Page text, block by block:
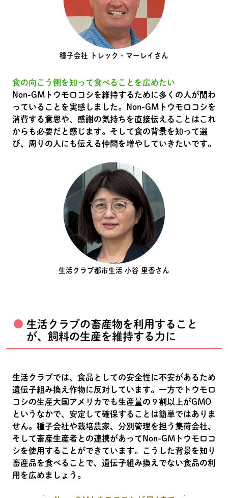
種子会社 トレック・マーレイさん
食の向こう側を知って食べることを広めたい
Non-GMトウモロコシを維持するために多くの人が関わ
っていることを実感しました。Non-GMトウモロコシを
消費する意思や、感謝の気持ちを直接伝えることはこれ
からも必要だと感じます。そして食の背景を知って選
び、周りの人にも伝える仲間を増やしていきたいです。
生活クラブ都市生活 小谷 里香さん
生活クラブの畜産物を利用すること
が、飼料の生産を維持する力に
生活クラブでは、食品としての安全性に不安があるため
遺伝子組み換え作物に反対しています。一方でトウモロ
コシの生産大国アメリカでも生産量の９割以上がGMO
というなかで、安定して確保することは簡単ではありま
せん。種子会社や栽培農家、分別管理を担う集荷会社、
そして畜産生産者との連携があってNon-GMトウモロコ
シを使用することができています。こうした背景を知り
畜産品を食べることで、遺伝子組み換えでない食品の利
用を広めましょう。